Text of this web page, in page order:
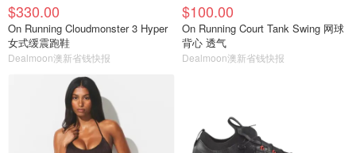
$330.00
On Running Cloudmonster 3 Hyper
女式缓震跑鞋
Dealmoon澳新省钱快报
$100.00
On Running Court Tank Swing 网球
背心 透气
Dealmoon澳新省钱快报